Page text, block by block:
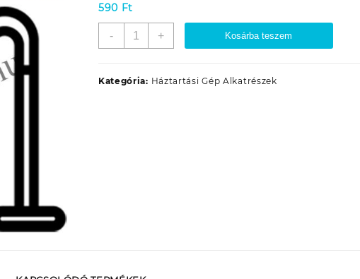
590 Ft
-
MIKROTEMP
85°C
/
+ Kosárba teszem
Kategória: Háztartási Gép Alkatrészek